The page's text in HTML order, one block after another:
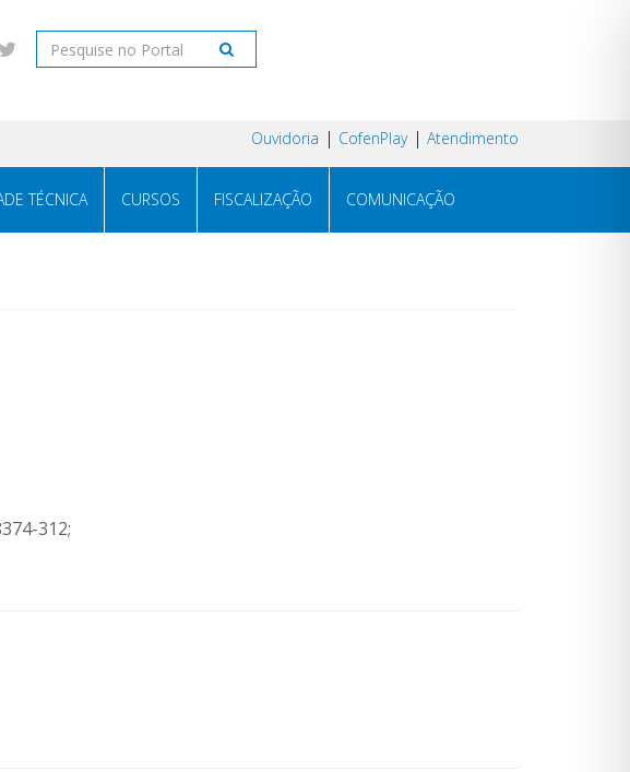
Ouvidoria CofenPlay Atendimento
TÉCNICA CURSOS FISCALIZAÇÃO COMUNICAÇÃO
312;